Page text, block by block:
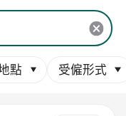
點 受僱形式